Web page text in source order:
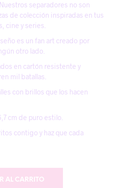
separadores no son
de colección inspiradas en tus
cine y series.
es un fan art creado por
otro lado.
en cartón resistente y
mil batallas.
con brillos que los hacen
cm de puro estilo.
contigo y haz que cada
AL CARRITO